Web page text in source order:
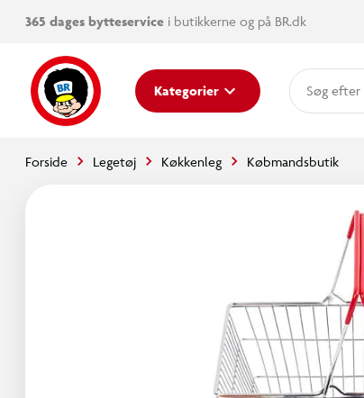
365 dages bytteservice i butikkerne og på BR.dk
Kategorier
Forside Legetøj Køkkenleg Købmandsbutik